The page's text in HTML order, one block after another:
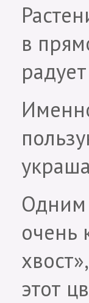
в
Одним
очень
этот